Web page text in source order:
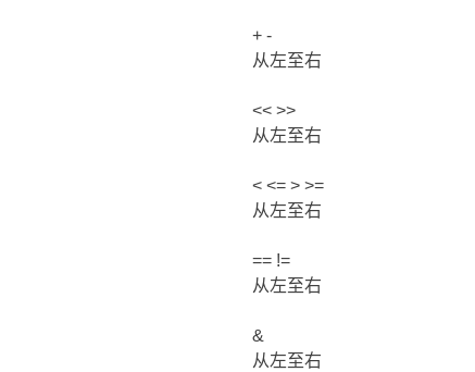
+ -
从左至右
<< >>
从左至右
< <= > >=
从左至右
== !=
从左至右
&
从左至右